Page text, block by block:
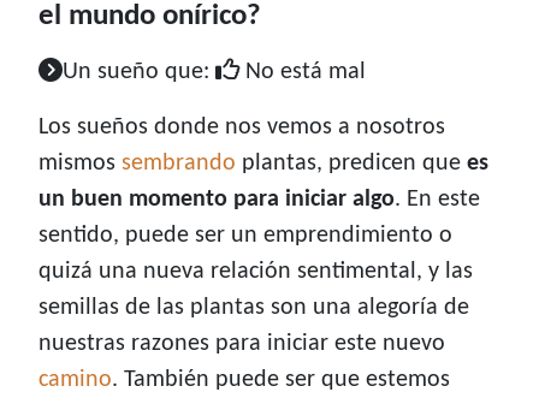
el mundo onírico?
Un sueño que: No está mal
Los sueños donde nos vemos a nosotros
mismos sembrando plantas, predicen que es
un buen momento para iniciar algo. En este
sentido, puede ser un emprendimiento o
quizá una nueva relación sentimental, y las
semillas de las plantas son una alegoría de
nuestras razones para iniciar este nuevo
camino. También puede ser que estemos